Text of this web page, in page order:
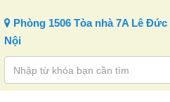
Phòng 1506 Tòa nhà 7A Lê
Nội